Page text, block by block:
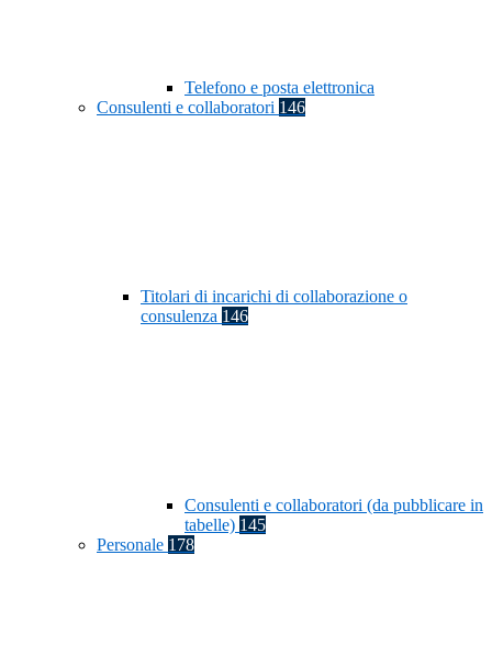
Telefono e posta elettronica
Consulenti e collaboratori 146
Titolari di incarichi di collaborazione o
consulenza 146
Consulenti e collaboratori (da pubblicare in
tabelle) 145
Personale 178